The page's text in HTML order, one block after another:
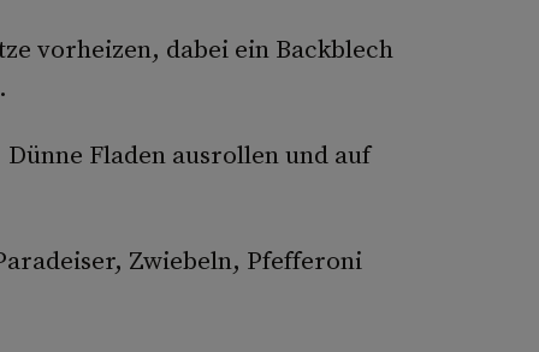
vorheizen, dabei ein Backblech
Fladen ausrollen und auf
Zwiebeln, Pfefferoni